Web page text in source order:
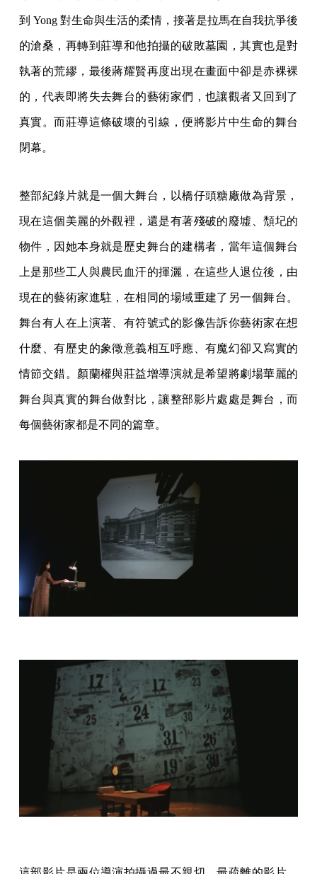
到 Yong 對生命與生活的柔情，接著是拉馬在自我抗爭後
的滄桑，再轉到莊導和他拍攝的破敗墓園，其實也是對
執著的荒繆，最後蔣耀賢再度出現在畫面中卻是赤裸裸
的，代表即將失去舞台的藝術家們，也讓觀者又回到了
真實。而莊導這條破壞的引線，便將影片中生命的舞台
閉幕。
整部紀錄片就是一個大舞台，以橋仔頭糖廠做為背景，
現在這個美麗的外觀裡，還是有著殘破的廢墟、頹圮的
物件，因她本身就是歷史舞台的建構者，當年這個舞台
上是那些工人與農民血汗的揮灑，在這些人退位後，由
現在的藝術家進駐，在相同的場域重建了另一個舞台。
舞台有人在上演著、有符號式的影像告訴你藝術家在想
什麼、有歷史的象徵意義相互呼應、有魔幻卻又寫實的
情節交錯。顏蘭權與莊益增導演就是希望將劇場華麗的
舞台與真實的舞台做對比，讓整部影片處處是舞台，而
每個藝術家都是不同的篇章。